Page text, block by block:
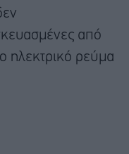
από
ηλεκτρικό ρεύμα